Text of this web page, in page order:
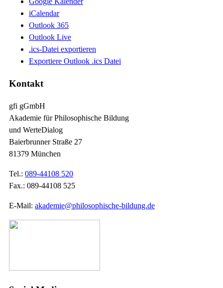
iCalendar
Outlook 365
Outlook Live
.ics-Datei exportieren
Exportiere Outlook .ics Datei
Kontakt
gfi gGmbH
Akademie für Philosophische Bildung
und WerteDialog
Baierbrunner Straße 27
81379 München
Tel.: 089-44108 520
Fax.: 089-44108 525
E-Mail: akademie@philosophische-bildung.de